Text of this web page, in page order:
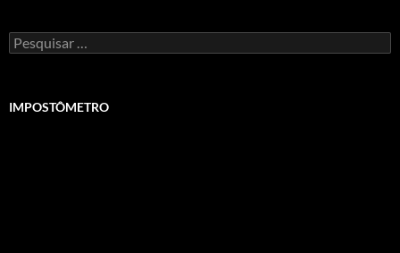
Pesquisar
por:
IMPOSTÔMETRO